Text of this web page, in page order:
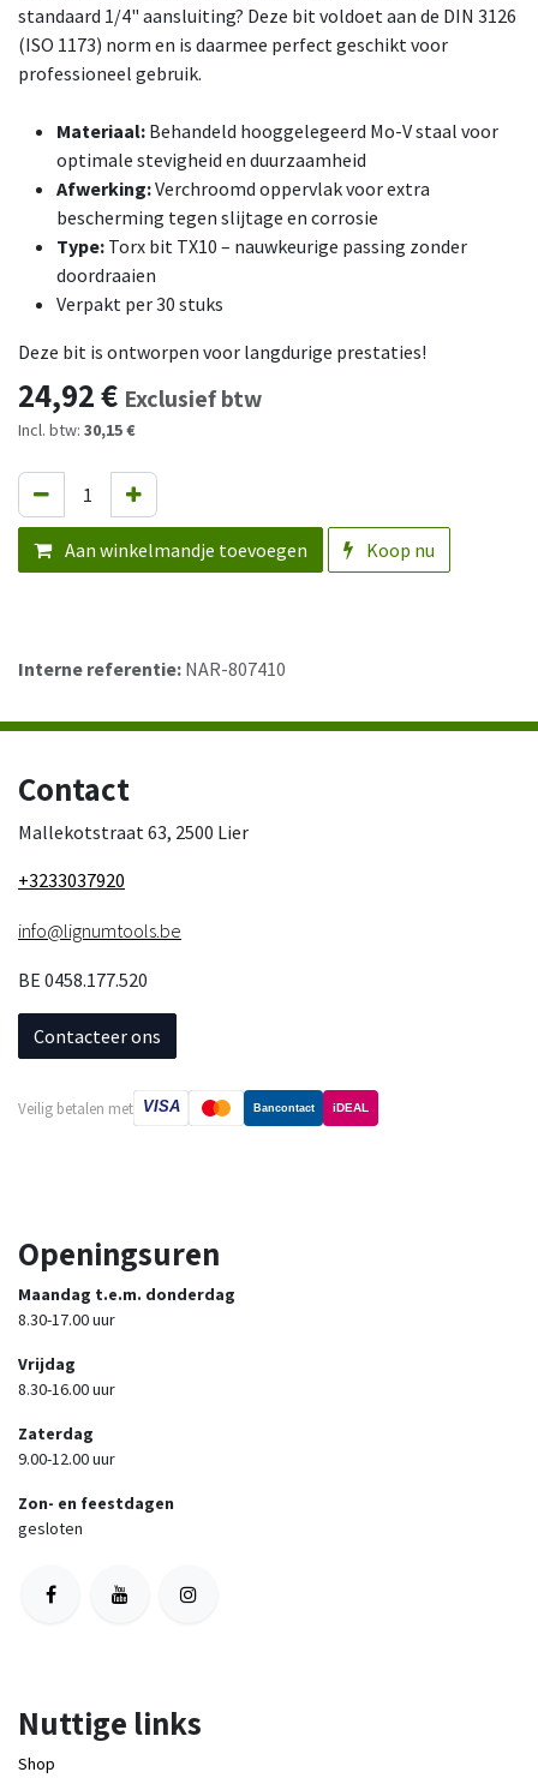
standaard 1/4" aansluiting? Deze bit voldoet aan de DIN 3126
(ISO 1173) norm en is daarmee perfect geschikt voor
professioneel gebruik.
Materiaal: Behandeld hooggelegeerd Mo-V staal voor
optimale stevigheid en duurzaamheid
Afwerking:Verchroomd oppervlak voor extra
bescherming tegen slijtage en corrosie
Type: Torx bit TX10 – nauwkeurige passing zonder
doordraaien
Verpakt per 30 stuks
Deze bit is ontworpen voor langdurige prestaties!
24,92€ Exclusief btw
Incl. btw: 30,15 €
Aan winkelmandje toevoegen Koop nu
Interne referentie: NAR-807410
Contact
Mallekotstraat 63, 2500 Lier
+3233037920
info@lignumtools.be
BE 0458.177.520
Contacteer ons
Veilig betalen met VISA Bancontact iDEAL
Openingsuren
Maandag t.e.m. donderdag
8.30-17.00 uur
Vrijdag
8.30-16.00 uur
Zaterdag
9.00-12.00 uur
Zon- en feestdagen
gesloten
Nuttige links
Shop